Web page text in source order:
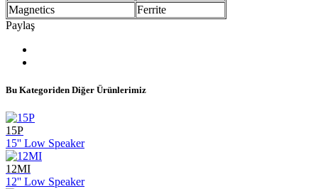
Magnetics
Ferrite
Paylaş
Bu Kategoriden Diğer Ürünlerimiz
15P
15'' Low Speaker
12MI
12'' Low Speaker